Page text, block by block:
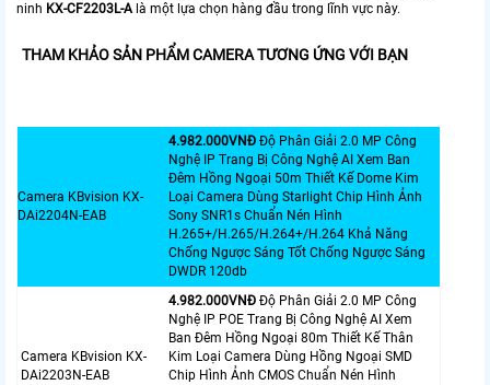
ninh KX-CF2203L-Alà một lựa chọn hàng đầu trong lĩnh vực này.
THAM KHẢO SẢN PHẨM CAMERA TƯƠNG ỨNG VỚI BẠN
Camera KBvision KX-
DAi2204N-EAB
4.982.000VNÐ Độ Phân Giải 2.0 MP Công
Nghệ IP Trang Bị Công Nghệ AI Xem Ban
Đêm Hồng Ngoại 50m Thiết Kế Dome Kim
Loại Camera Dùng Starlight Chip Hình Ảnh
Sony SNR1s Chuẩn Nén Hình
H.265+/H.265/H.264+/H.264 Khả Năng
Chống Ngược Sáng Tốt Chống Ngược Sáng
DWDR 120db
Camera KBvision KX-
DAi2203N-EAB
4.982.000VNÐ Độ Phân Giải 2.0 MP Công
Nghệ IP POE Trang Bị Công Nghệ AI Xem
Ban Đêm Hồng Ngoại 80m Thiết Kế Thân
Kim Loại Camera Dùng Hồng Ngoại SMD
Chip Hình Ảnh CMOS Chuẩn Nén Hình